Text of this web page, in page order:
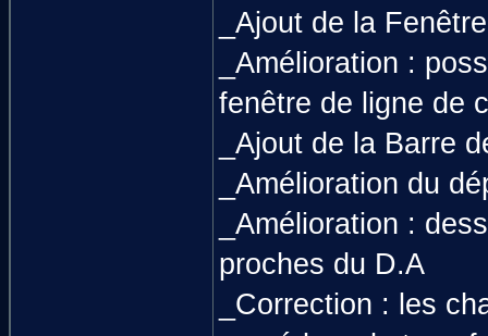
_Ajout de la
_Amélioration :
fenêtre de ligne de
_Ajout de la Barre
_Amélioration du
_Amélioration :
proches du D.A
_Correction : les